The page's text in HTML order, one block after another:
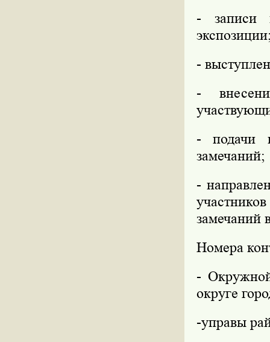
- записи
-
-
- подачи
замечаний;
-
Номера
-
округе
-управы